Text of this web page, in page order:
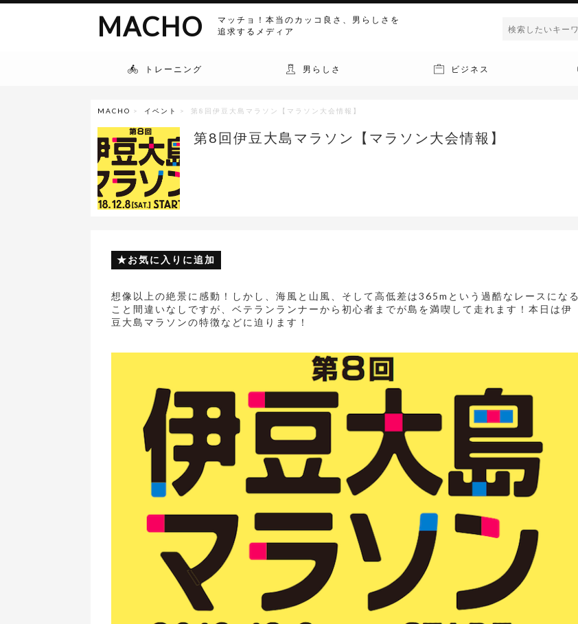
マッチョ！本当のカッコ良さ、男らしさを
追求するメディア
MACHO
トレーニング 男らしさ ビジネス
MACHO > イベント > 第8回伊豆大島マラソン【マラソン大会情報】
第8回伊豆大島マラソン【マラソン大会情報】
お気に入りに追加
想像以上の絶景に感動！しかし、海風と山風、そして高低差は365mという過酷なレースになる
こと間違いなしですが、ベテランランナーから初心者までが島を満喫して走れます！本日は伊
豆大島マラソンの特徴などに迫ります！